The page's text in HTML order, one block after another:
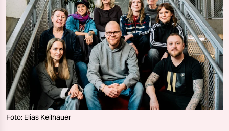
Foto: Elias Keilhauer